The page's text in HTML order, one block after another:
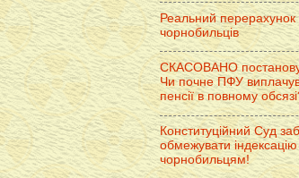
Реальний перерахунок
чорнобильців
СКАСОВАНО
Чи почне ПФУ
пенсії в повному
Конституційний Суд
обмежувати індексацію
чорнобильцям!